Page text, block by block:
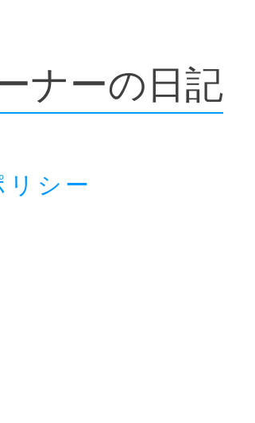
ナーの日記
シー